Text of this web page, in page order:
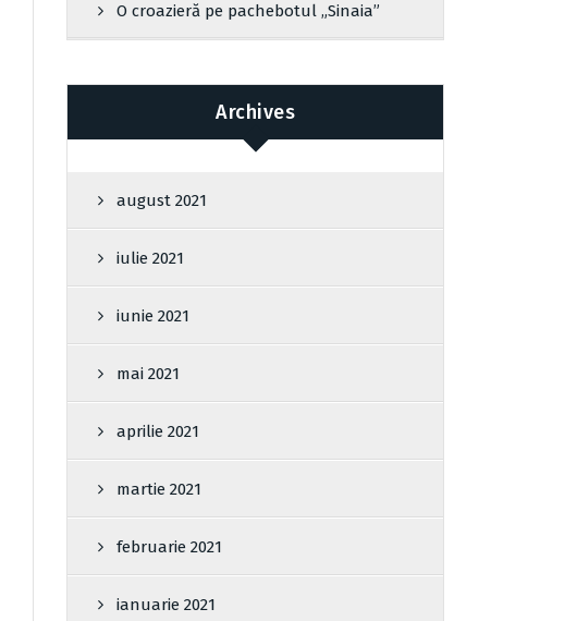
O croazieră pe pachebotul „Sinaia”
Archives
august 2021
iulie 2021
iunie 2021
mai 2021
aprilie 2021
martie 2021
februarie 2021
ianuarie 2021